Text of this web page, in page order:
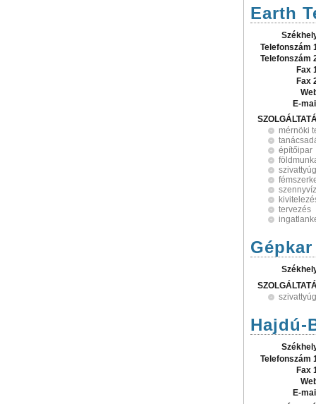
Earth
Telefonszám
Telefonszám
Fax
Fax
E-
mérnöki
építőipar
tervezés
Hajdú-
Telefonszám
Fax
E-